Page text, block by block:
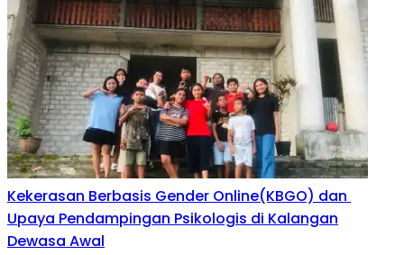
Kekerasan Berbasis Gender Online(KBGO) dan
Upaya Pendampingan Psikologis di Kalangan
Dewasa Awal